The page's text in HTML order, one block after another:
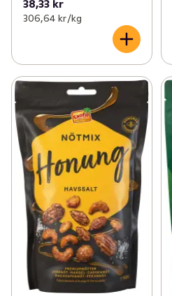
38,33 kr
306,64 kr /kg